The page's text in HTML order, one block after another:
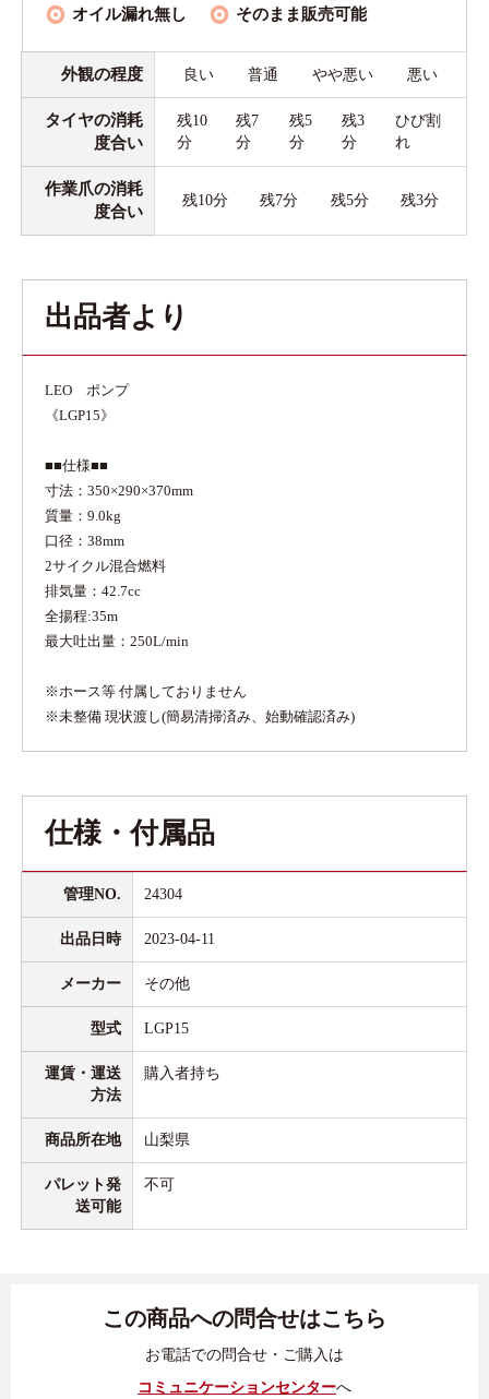
オイル漏れ無し そのまま販売可能
外観の程度 良い 普通 やや悪い 悪い
タイヤの消耗
度合い
残10
分
残7
分
残5
分
残3
分
ひび割
れ
作業爪の消耗
度合い
残10分 残7分 残5分 残3分
出品者より
LEO ポンプ
《LGP15》
■■仕様■■
寸法：350×290×370mm
質量：9.0kg
口径：38mm
2サイクル混合燃料
排気量：42.7cc
全揚程:35m
最大吐出量：250L/min
※ホース等 付属しておりません
※未整備 現状渡し(簡易清掃済み、始動確認済み)
仕様・付属品
管理NO. 24304
出品日時 2023-04-11
メーカー その他
型式 LGP15
運賃・運送
方法
購入者持ち
商品所在地 山梨県
パレット発
送可能
不可
この商品への問合せはこちら
お電話での問合せ・ご購入は
コミュニケーションセンターへ